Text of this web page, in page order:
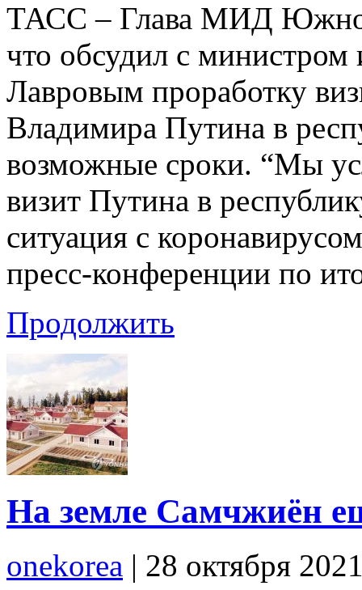
ТАСС – Глава МИД
что обсудил с
Лавровым проработку
Владимира Путина в
возможные сроки. “Мы
визит Путина в
ситуация с
пресс-конференции по
Продолжить
На земле Самчжиён
onekorea | 28 октября